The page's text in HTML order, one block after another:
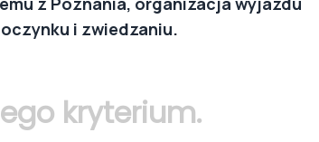
i zwiedzaniu.
kryterium.